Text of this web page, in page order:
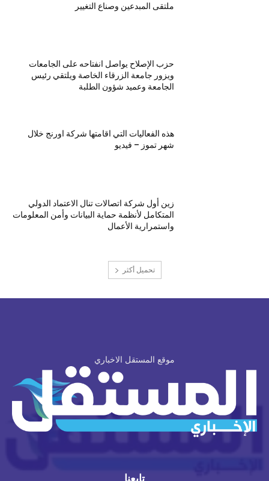
ملتقى المبدعين وصناع التغيير
حزب الإصلاح يواصل انفتاحه على الجامعات
ويزور جامعة الزرقاء الخاصة ويلتقي رئيس
الجامعة وعميد شؤون الطلبة
هذه الفعاليات التي اقامتها شركة اورنج خلال
شهر تموز – فيديو
زين أول شركة اتصالات تنال الاعتماد الدولي
المتكامل لأنظمة حماية البيانات وأمن المعلومات
واستمرارية الأعمال
تحميل أكثر
موقع المستقل الاخباري
تابعنا